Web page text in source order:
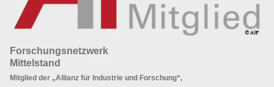
Forschungsnetzwerk
Mittelstand
Mitglied der „Allianz für Industrie und Forschung“,